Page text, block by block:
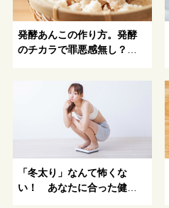
発酵あんこの作り方。発酵
のチカラで罪悪感無し？！
「冬太り」なんて怖くな
い！ あなたに合った健康